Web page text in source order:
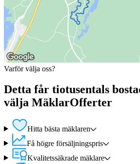
Varför välja oss?
Detta får tiotusentals
välja MäklarOfferter
Hitta bästa mäklaren
Få högre försäljningspris
Kvalitetssäkrade mäklare